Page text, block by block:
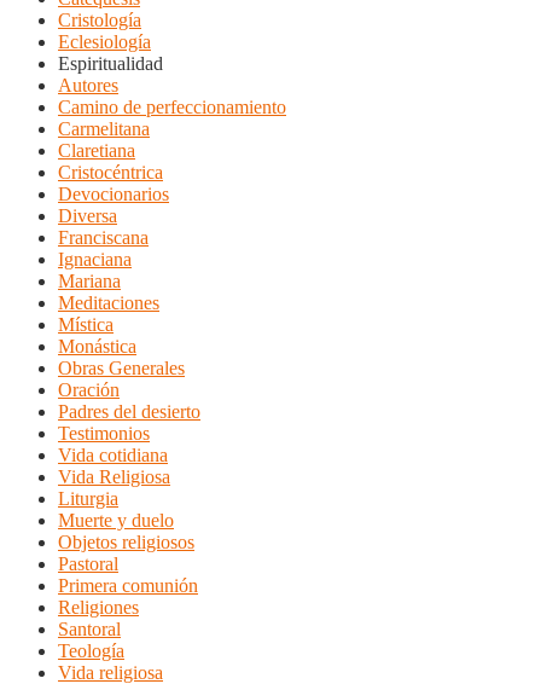
Cristología
Eclesiología
Espiritualidad
Autores
Camino de perfeccionamiento
Carmelitana
Claretiana
Cristocéntrica
Devocionarios
Diversa
Franciscana
Ignaciana
Mariana
Meditaciones
Mística
Monástica
Obras Generales
Oración
Padres del desierto
Testimonios
Vida cotidiana
Vida Religiosa
Liturgia
Muerte y duelo
Objetos religiosos
Pastoral
Primera comunión
Religiones
Santoral
Teología
Vida religiosa